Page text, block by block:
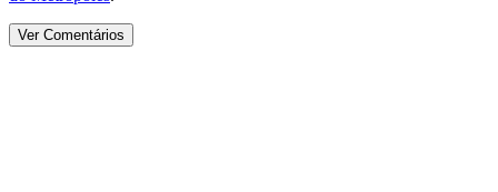
Ver Comentários